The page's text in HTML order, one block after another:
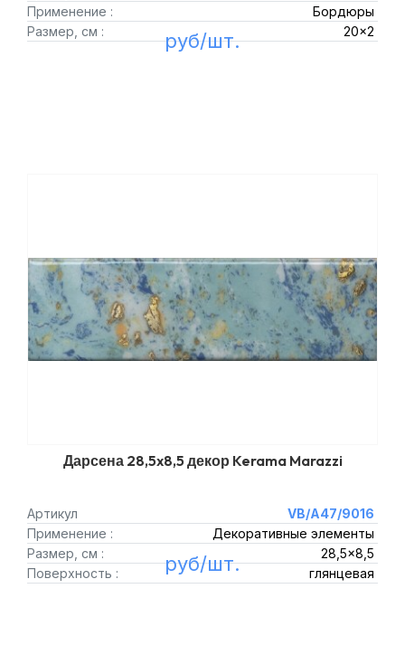
Применение :
Бордюры
Размер, см :
20x2
руб/шт.
Дарсена 28,5x8,5 декор Kerama Marazzi
Артикул
VB/A47/9016
Применение :
Декоративные элементы
Размер, см :
28,5x8,5
Поверхность :
глянцевая
руб/шт.